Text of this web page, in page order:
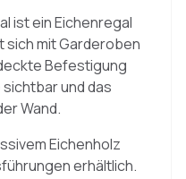
ist ein Eichenregal
sich mit Garderoben
Befestigung
und das
Wand.
Eichenholz
erhältlich.